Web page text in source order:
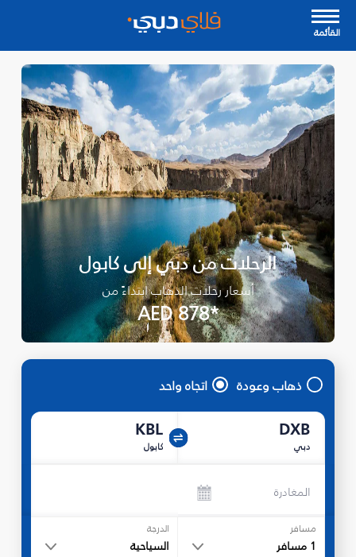
القأئمة
الرحلات من دبي إلى كابول
أسعار رحلات الذهاب ابتداءً من
*AED 878
ذهاب وعودة اتجاه واحد
DXB
دبي
KBL
كابول
المغادرة
مسافر
1 مسافر
الدرجة
السياحية